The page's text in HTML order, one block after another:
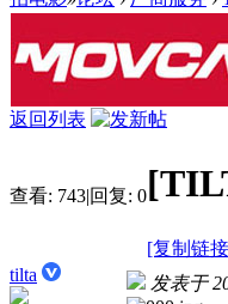
返回列表
查看: 743|回复: 0
[复制链
tilta
发表于